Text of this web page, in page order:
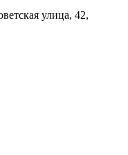
улица, 42,